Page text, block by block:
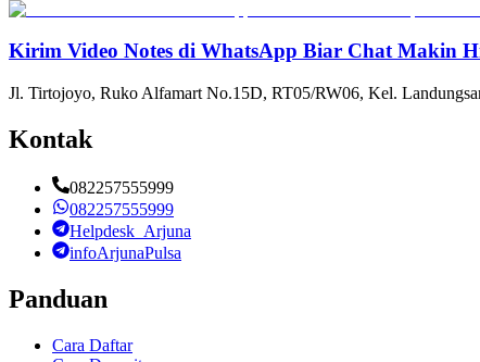
Kirim Video Notes di WhatsApp Biar Chat Makin
Jl. Tirtojoyo, Ruko Alfamart No.15D, RT05/RW06, Kel.
Kontak
082257555999
082257555999
Helpdesk_Arjuna
infoArjunaPulsa
Panduan
Cara Daftar